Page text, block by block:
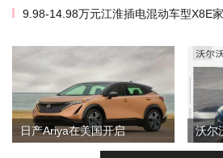
9.98-14.98万元江淮插电混动车型X8E
日产Ariya在美国开启 沃尔